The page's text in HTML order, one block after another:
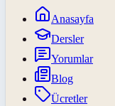
Anasayfa
Dersler
Yorumlar
Blog
Ücretler